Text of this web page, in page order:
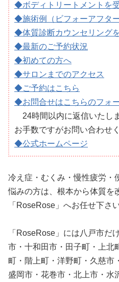
◆ボディトリートメントを
◆施術例（ビフォーアフター
◆体質診断カウンセリング
◆最新のご予約状況
◆初めての方へ
◆サロンまでのアクセス
◆ご予約はこちら
◆お問合せはこちらのフォ
24時間以内に返信いたし
お手数ですがお問い合わせ
◆公式ホームページ
冷え症・むくみ・慢性疲労・
悩みの方は、根本から体質を
「RoseRose」へお任せ下さい
「RoseRose」には八戸市だ
市・十和田市・田子町・上北
町・階上町・洋野町・久慈市
盛岡市・花巻市・北上市・水